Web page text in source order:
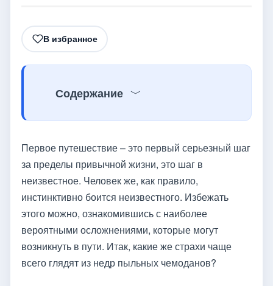
В избранное
Содержание
Первое путешествие – это первый серьезный шаг
за пределы привычной жизни, это шаг в
неизвестное. Человек же, как правило,
инстинктивно боится неизвестного. Избежать
этого можно, ознакомившись с наиболее
вероятными осложнениями, которые могут
возникнуть в пути. Итак, какие же страхи чаще
всего глядят из недр пыльных чемоданов?